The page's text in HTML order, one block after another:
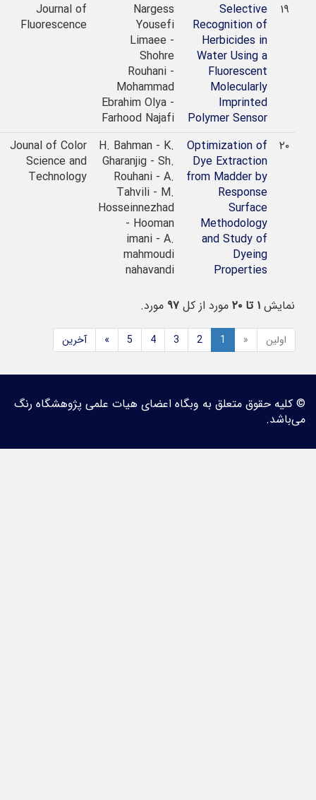
Selective
Recognition of
Herbicides in
Water Using a
Fluorescent
Molecularly
Imprinted
Polymer Sensor
Nargess
Yousefi
Limaee -
Shohre
Rouhani -
Mohammad
Ebrahim Olya -
Farhood Najafi
Journal of
Fluorescence
Optimization of
Dye Extraction
from Madder by
Response
Surface
Methodology
and Study of
Properties
H. Bahman - K.
Gharanjig - Sh.
Rouhani - A.
Tahvili - M.
Hosseinnezhad
- Hooman
imani - A.
mahmoudi
nahavandi
Jounal of Color
Science and
Technology
2020
مورد از کل۹۷ مورد.
« آخرین
حقوق متعلق به وبگاه اعضای هیات علمی پژوهشگاه رنگ